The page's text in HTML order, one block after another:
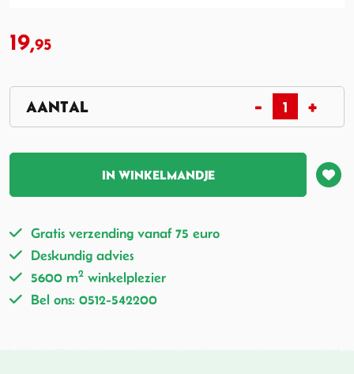
19,95
IN WINKELMANDJE
Gratis verzending vanaf 75 euro
Deskundig advies
5600 m2 winkelplezier
Bel ons: 0512-542200